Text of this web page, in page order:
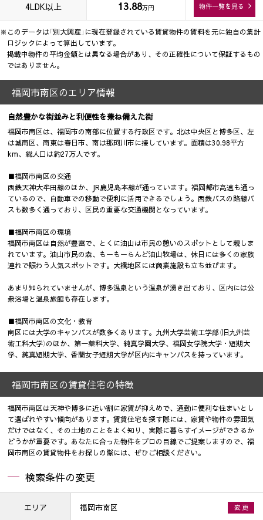
4LDK以上 13.88万円 物件一覧を見る
※このデータは「別大興産」に現在登録されている賃貸物件の賃料を元に独自の集計
ロジックによって算出しています。
掲載中物件の平均金額とは異なる場合があり、その正確性について保証するもの
ではありません。
福岡市南区のエリア情報
自然豊かな街並みと利便性を兼ね備えた街
福岡市南区は、福岡市の南部に位置する行政区です。北は中央区と博多区、左
は城南区、南東は春日市、南は那珂川市に接しています。面積は30.98平方
km、総人口は約27万人です。
■福岡市南区の交通
西鉄天神大牟田線のほか、JR鹿児島本線が通っています。福岡都市高速も通っ
ているので、自動車での移動で便利に活用できるでしょう。西鉄バスの路線バ
スも数多く通っており、区民の重要な交通機関となっています。
■福岡市南区の環境
福岡市南区は自然が豊富で、とくに油山は市民の憩いのスポットとして親しま
れています。油山市民の森、もーもーらんど油山牧場は、休日には多くの家族
連れで賑わう人気スポットです。大橋地区には商業施設も立ち並びます。
あまり知られていませんが、博多温泉という温泉が湧き出ており、区内には公
衆浴場と温泉旅館も存在します。
■福岡市南区の文化・教育
南区には大学のキャンパスが数多くあります。九州大学芸術工学部（旧九州芸
術工科大学）のほか、第一薬科大学、純真学園大学、福岡女学院大学・短期大
学、純真短期大学、香蘭女子短期大学が区内にキャンパスを持っています。
福岡市南区の賃貸住宅の特徴
福岡市南区は天神や博多に近い割に家賃が抑えめで、通勤に便利な住まいとし
て選ばれやすい傾向があります。賃貸住宅を探す際には、家賃や物件の雰囲気
だけではなく、その土地のことをよく知り、実際に暮らすイメージができるか
どうかが重要です。あなたに合った物件をプロの目線でご提案しますので、福
岡市南区の賃貸物件をお探しの際には、ぜひご相談ください。
検索条件の変更
エリア 福岡市南区 変 更